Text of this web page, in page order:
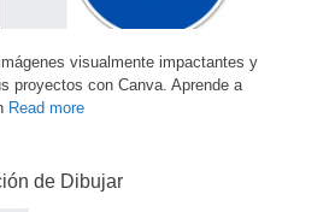
visualmente impactantes y
proyectos con Canva. Aprende a
Read more
de Dibujar